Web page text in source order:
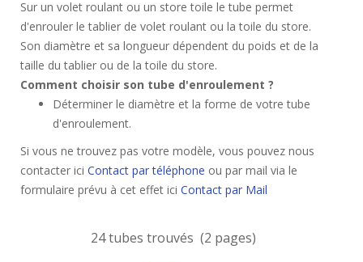
Sur un volet roulant ou un store toile le tube permet
d'enrouler le tablier de volet roulant ou la toile du store.
Son diamètre et sa longueur dépendent du poids et de la
taille du tablier ou de la toile du store.
Comment choisir son tube d'enroulement ?
Déterminer le diamètre et la forme de votre tube
d'enroulement.
Si vous ne trouvez pas votre modèle, vous pouvez nous
contacter ici Contact par téléphone ou par mail via le
formulaire prévu à cet effet ici Contact par Mail
24 tubes trouvés (2 pages)